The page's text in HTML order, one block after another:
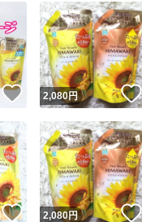
いいね！
2,080円
いいね！
2,080円